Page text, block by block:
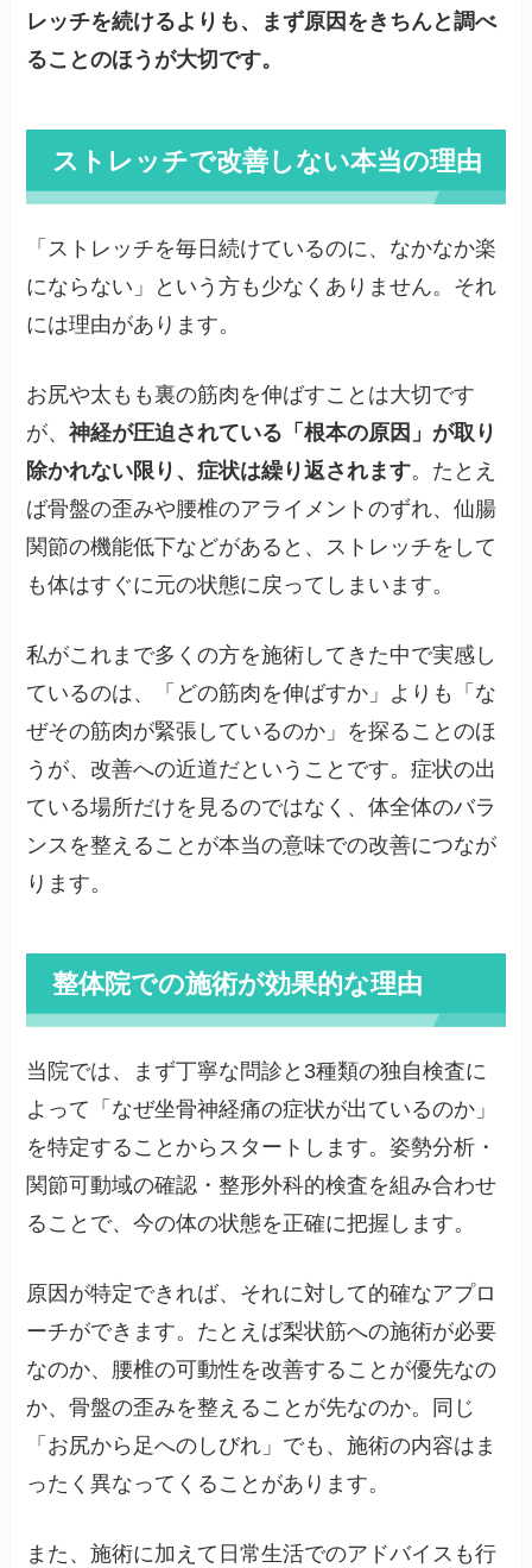
レッチを続けるよりも、まず原因をきちんと調べ
ることのほうが大切です。
ストレッチで改善しない本当の理由
「ストレッチを毎日続けているのに、なかなか楽
にならない」という方も少なくありません。それ
には理由があります。
お尻や太もも裏の筋肉を伸ばすことは大切です
が、神経が圧迫されている「根本の原因」が取り
除かれない限り、症状は繰り返されます。たとえ
ば骨盤の歪みや腰椎のアライメントのずれ、仙腸
関節の機能低下などがあると、ストレッチをして
も体はすぐに元の状態に戻ってしまいます。
私がこれまで多くの方を施術してきた中で実感し
ているのは、「どの筋肉を伸ばすか」よりも「な
ぜその筋肉が緊張しているのか」を探ることのほ
うが、改善への近道だということです。症状の出
ている場所だけを見るのではなく、体全体のバラ
ンスを整えることが本当の意味での改善につなが
ります。
整体院での施術が効果的な理由
当院では、まず丁寧な問診と3種類の独自検査に
よって「なぜ坐骨神経痛の症状が出ているのか」
を特定することからスタートします。姿勢分析・
関節可動域の確認・整形外科的検査を組み合わせ
ることで、今の体の状態を正確に把握します。
原因が特定できれば、それに対して的確なアプロ
ーチができます。たとえば梨状筋への施術が必要
なのか、腰椎の可動性を改善することが優先なの
か、骨盤の歪みを整えることが先なのか。同じ
「お尻から足へのしびれ」でも、施術の内容はま
ったく異なってくることがあります。
また、施術に加えて日常生活でのアドバイスも行